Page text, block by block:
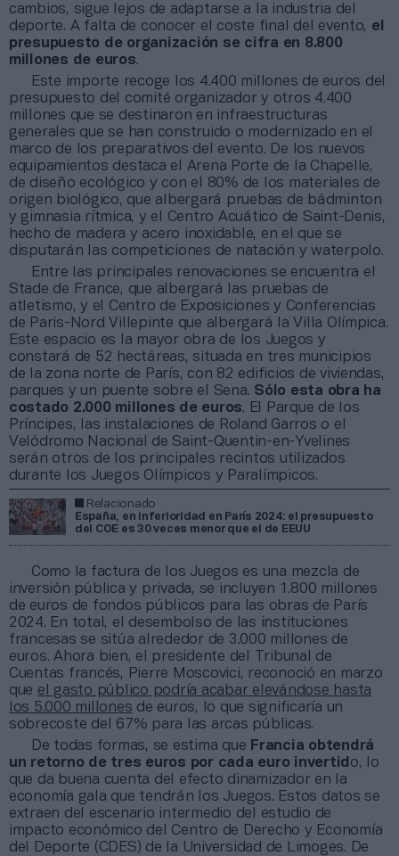
cambios, sigue lejos de adaptarse a la industria del
deporte. A falta de conocer el coste final del evento, el
presupuesto de organización se cifra en 8.800
millones de euros.
Este importe recoge los 4.400 millones de euros del
presupuesto del comité organizador y otros 4.400
millones que se destinaron en infraestructuras
generales que se han construido o modernizado en el
marco de los preparativos del evento. De los nuevos
equipamientos destaca el Arena Porte de la Chapelle,
de diseño ecológico y con el 80% de los materiales de
origen biológico, que albergará pruebas de bádminton
y gimnasia rítmica, y el Centro Acuático de Saint-Denis,
hecho de madera y acero inoxidable, en el que se
disputarán las competiciones de natación y waterpolo.
Entre las principales renovaciones se encuentra el
Stade de France, que albergará las pruebas de
atletismo, y el Centro de Exposiciones y Conferencias
de Paris-Nord Villepinte que albergará la Villa Olímpica.
Este espacio es la mayor obra de los Juegos y
constará de 52 hectáreas, situada en tres municipios
de la zona norte de París, con 82 edificios de viviendas,
parques y un puente sobre el Sena. Sólo esta obra ha
costado 2.000 millones de euros. El Parque de los
Príncipes, las instalaciones de Roland Garros o el
Velódromo Nacional de Saint-Quentin-en-Yvelines
serán otros de los principales recintos utilizados
durante los Juegos Olímpicos y Paralímpicos.
Relacionado
España, en inferioridad en París 2024: el presupuesto
del COE es 30 veces menor que el de EEUU
Como la factura de los Juegos es una mezcla de
inversión pública y privada, se incluyen 1.800 millones
de euros de fondos públicos para las obras de París
2024. En total, el desembolso de las instituciones
francesas se sitúa alrededor de 3.000 millones de
euros. Ahora bien, el presidente del Tribunal de
Cuentas francés, Pierre Moscovici, reconoció en marzo
que el gasto público podría acabar elevándose hasta
los 5.000 millones de euros, lo que significaría un
sobrecoste del 67% para las arcas públicas.
De todas formas, se estima que Francia obtendrá
un retorno de tres euros por cada euro invertid o, lo
que da buena cuenta del efecto dinamizador en la
economía gala que tendrán los Juegos. Estos datos se
extraen del escenario intermedio del estudio de
impacto económico del Centro de Derecho y Economía
del Deporte (CDES) de la Universidad de Limoges. De